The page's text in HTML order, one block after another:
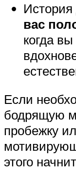
вас
когда
Если
бодрящую
пробежку
этого